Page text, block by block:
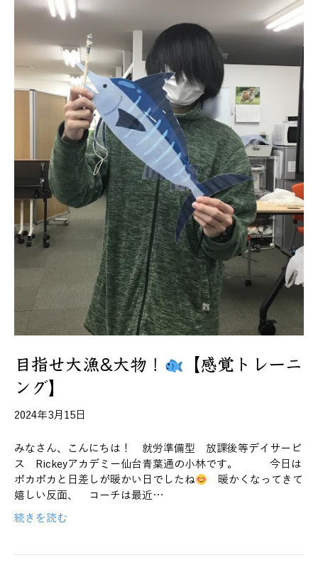
目指せ大漁&大物！
【感覚トレーニ
ング】
2024年3月15日
みなさん、こんにちは！ 就労準備型 放課後等デイサービ
ス Rickeyアカデミー仙台青葉通の小林です。 今日は
ポカポカと日差しが暖かい日でしたね
暖かくなってきて
嬉しい反面、 コーチは最近…
続きを読む